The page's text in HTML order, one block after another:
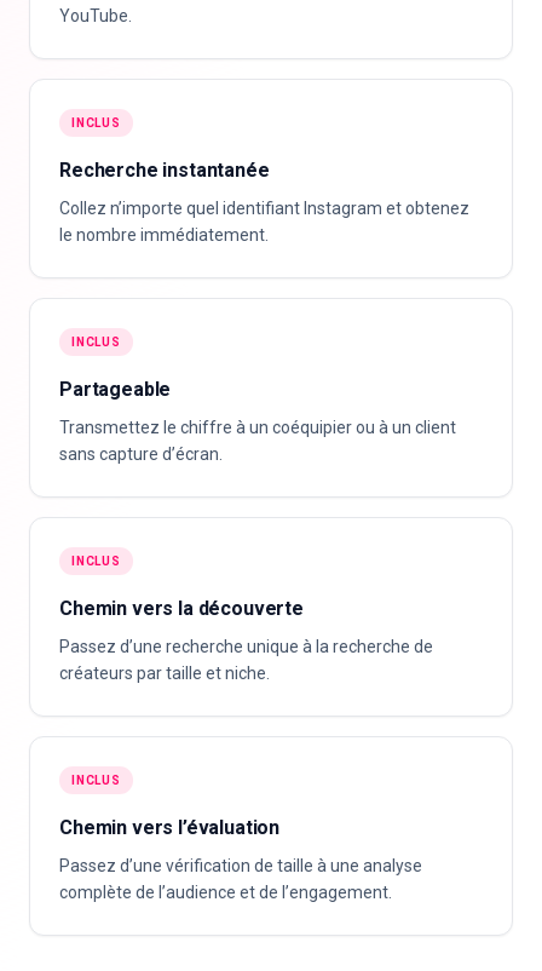
YouTube.
INCLUS
Recherche instantanée
Collez n’importe quel identifiant Instagram et obtenez
le nombre immédiatement.
INCLUS
Partageable
Transmettez le chiffre à un coéquipier ou à un client
sans capture d’écran.
INCLUS
Chemin vers la découverte
Passez d’une recherche unique à la recherche de
créateurs par taille et niche.
INCLUS
Chemin vers l’évaluation
Passez d’une vérification de taille à une analyse
complète de l’audience et de l’engagement.